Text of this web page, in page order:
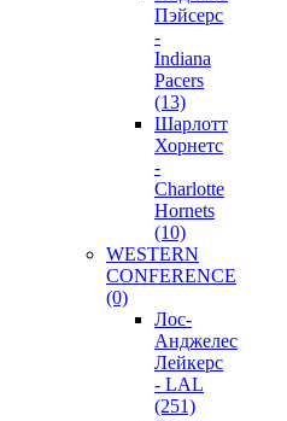
Пэйсерс
-
Indiana
Pacers
(13)
Шарлотт
Хорнетс
-
Charlotte
Hornets
(10)
WESTERN
CONFERENCE
(0)
Лос-
Анджелес
Лейкерс
- LAL
(251)